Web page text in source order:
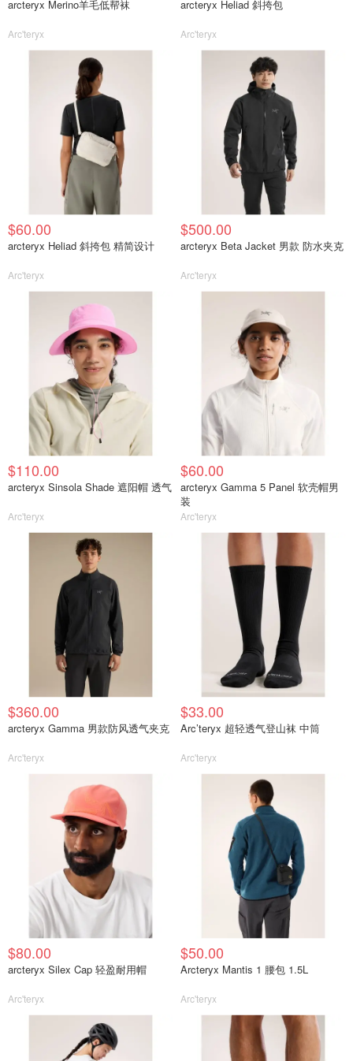
arcteryx Merino羊毛低帮袜
Arc'teryx
arcteryx Heliad 斜挎包
Arc'teryx
$60.00
arcteryx Heliad 斜挎包 精简设计
Arc'teryx
$500.00
arcteryx Beta Jacket 男款 防水夹克
Arc'teryx
$110.00
arcteryx Sinsola Shade 遮阳帽 透气
Arc'teryx
$60.00
arcteryx Gamma 5 Panel 软壳帽男
装
Arc'teryx
$360.00
arcteryx Gamma 男款防风透气夹克
Arc'teryx
$33.00
Arc’teryx 超轻透气登山袜 中筒
Arc'teryx
$80.00
arcteryx Silex Cap 轻盈耐用帽
Arc'teryx
$50.00
Arcteryx Mantis 1 腰包 1.5L
Arc'teryx